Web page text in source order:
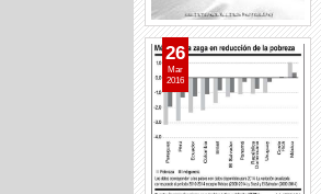
26
Mar
2016